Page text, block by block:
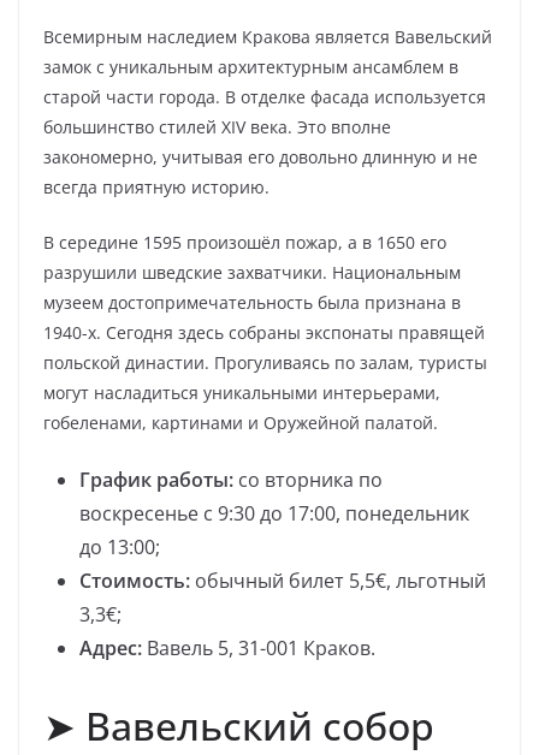
Всемирным наследием Кракова является Вавельский
замок с уникальным архитектурным ансамблем в
старой части города. В отделке фасада используется
большинство стилей XIV века. Это вполне
закономерно, учитывая его довольно длинную и не
всегда приятную историю.
В середине 1595 произошёл пожар, а в 1650 его
разрушили шведские захватчики. Национальным
музеем достопримечательность была признана в
1940-х. Сегодня здесь собраны экспонаты правящей
польской династии. Прогуливаясь по залам, туристы
могут насладиться уникальными интерьерами,
гобеленами, картинами и Оружейной палатой.
График работы: со вторника по
воскресенье с 9:30 до 17:00, понедельник
до 13:00;
Стоимость: обычный билет 5,5€, льготный
3,3€;
Адрес: Вавель 5, 31-001 Краков.
➤ Вавельский собор